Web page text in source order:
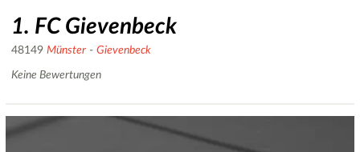
1. FC Gievenbeck
48149 Münster - Gievenbeck
Keine Bewertungen